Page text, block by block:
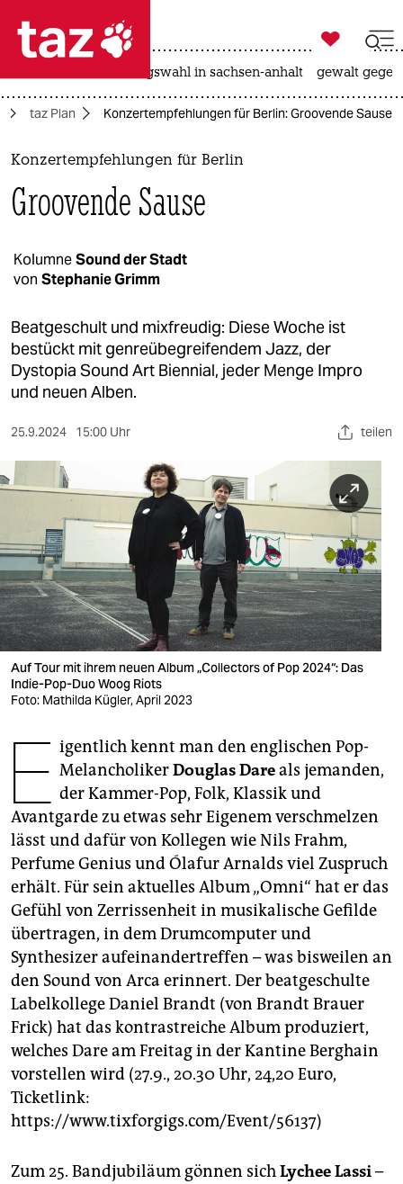
 taz zahl ich
taz zahl ich
themen
politik
gesellschaft
kultur
sport
berlin
nord
wahrheit
verlag
verlag
veranstaltungen
shop
fragen & hilfe
unterstützen
abo
genossenschaft
epaper login

taz zahl ich
landtagswahl in sachsen-anhalt gewalt
taz Plan Konzertempfehlungen für Berlin: Groovende Sause
Konzertempfehlungen für Berlin
Groovende Sause
KolumneSound der Stadt
von Stephanie Grimm
Beatgeschult und mixfreudig: Diese Woche ist
bestückt mit genreübegreifendem Jazz, der
Dystopia Sound Art Biennial, jeder Menge Impro
und neuen Alben.
25.9.2024 15:00 Uhr teilen
Auf Tour mit ihrem neuen Album „Collectors of Pop 2024“: Das
Indie-Pop-Duo Woog Riots
Foto: Mathilda Kügler, April 2023
E igentlich kennt man den englischen Pop-
MelancholikerDouglas Dareals jemanden,
der Kammer-Pop, Folk, Klassik und
Avantgarde zu etwas sehr Eigenem verschmelzen
lässt und dafür von Kollegen wie Nils Frahm,
Perfume Genius und Ólafur Arnalds viel Zuspruch
erhält. Für sein aktuelles Album „Omni“ hat er das
Gefühl von Zerrissenheit in musikalische Gefilde
übertragen, in dem Drumcomputer und
Synthesizer aufeinandertreffen – was bisweilen an
den Sound von Arca erinnert. Der beatgeschulte
Labelkollege Daniel Brandt (von Brandt Brauer
Frick) hat das kontrastreiche Album produziert,
welches Dare am Freitag in der Kantine Berghain
vorstellen wird (27.9., 20.30 Uhr, 24,20 Euro,
Ticketlink:
https://www.tixforgigs.com/Event/56137)
Zum 25. Bandjubiläum gönnen sichLychee Lassi–